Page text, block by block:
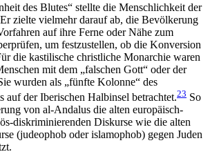
des Blutes“ stellte die Menschlichkeit der
zielte vielmehr darauf ab, die Bevölkerung
auf ihre Ferne oder Nähe zum
um festzustellen, ob die Konversion
die kastilische christliche Monarchie waren
mit dem „falschen Gott“ oder der
wurden als „fünfte Kolonne“ des
auf der Iberischen Halbinsel betrachtet.23 So
von al‑Andalus die alten europäisch-
diskriminierenden Diskurse wie die alten
(judeophob oder islamophob) gegen Juden